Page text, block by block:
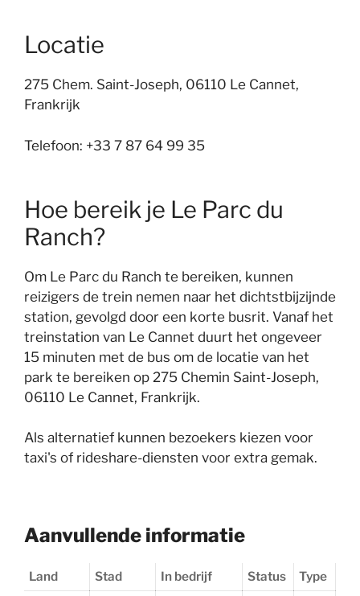
Locatie
275 Chem. Saint-Joseph, 06110 Le Cannet,
Frankrijk
Telefoon: +33 7 87 64 99 35
Hoe bereik je Le Parc du
Ranch?
Om Le Parc du Ranch te bereiken, kunnen
reizigers de trein nemen naar het dichtstbijzijnde
station, gevolgd door een korte busrit. Vanaf het
treinstation van Le Cannet duurt het ongeveer
15 minuten met de bus om de locatie van het
park te bereiken op 275 Chemin Saint-Joseph,
06110 Le Cannet, Frankrijk.
Als alternatief kunnen bezoekers kiezen voor
taxi's of rideshare-diensten voor extra gemak.
Aanvullende informatie
Land Stad In bedrijf Status Type